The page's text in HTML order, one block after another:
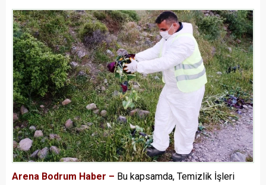
Arena Bodrum Haber – Bu kapsamda, Temizlik İşleri